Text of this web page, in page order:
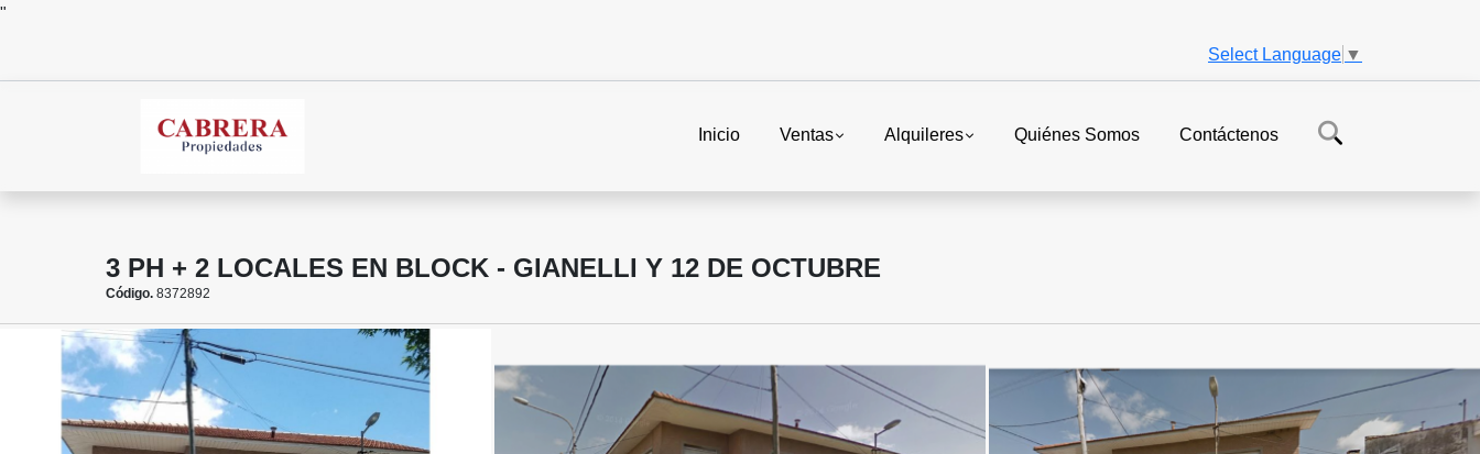
"
Select Language ▼
Inicio Ventas Alquileres Quiénes Somos Contáctenos
3 PH + 2 LOCALES EN BLOCK - GIANELLI Y 12 DE OCTUBRE
Código. 8372892